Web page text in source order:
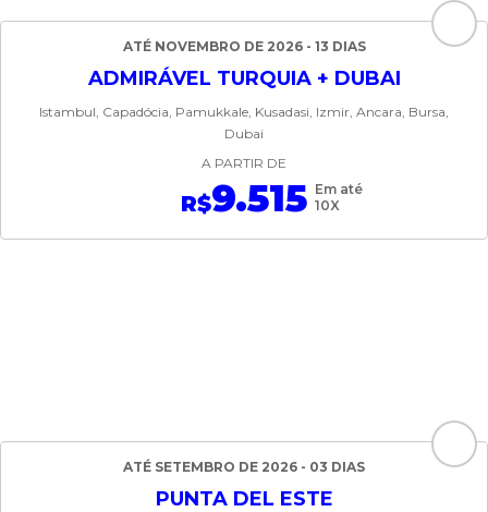
ATÉ NOVEMBRO DE 2026 - 13 DIAS
ADMIRÁVEL TURQUIA + DUBAI
Istambul, Capadócia, Pamukkale, Kusadasi, Izmir, Ancara, Bursa,
Dubai
A PARTIR DE
R$9.515 Em até
10X
ATÉ SETEMBRO DE 2026 - 03 DIAS
PUNTA DEL ESTE